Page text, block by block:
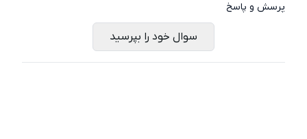
پرسش و پاسخ
سوال خود را بپرسید